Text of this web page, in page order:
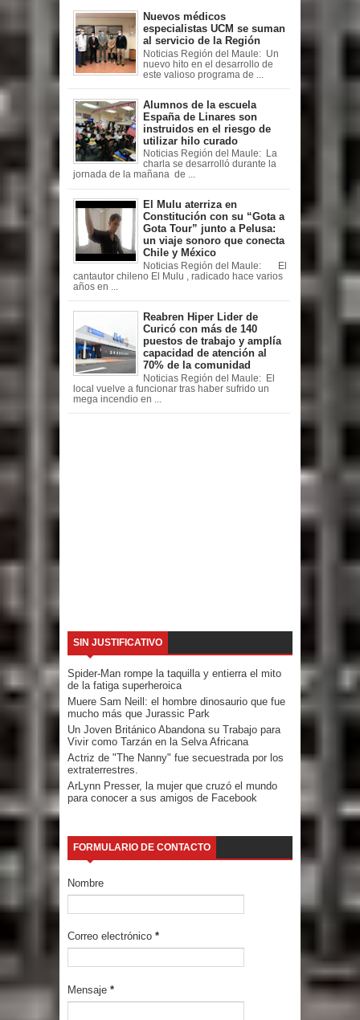
Nuevos médicos
especialistas UCM se suman
al servicio de la Región
Noticias Región del Maule: Un
nuevo hito en el desarrollo de
este valioso programa de ...
Alumnos de la escuela
España de Linares son
instruidos en el riesgo de
utilizar hilo curado
Noticias Región del Maule: La
charla se desarrolló durante la
jornada de la mañana de ...
El Mulu aterriza en
Constitución con su “Gota a
Gota Tour” junto a Pelusa:
un viaje sonoro que conecta
Chile y México
Noticias Región del Maule: El
cantautor chileno El Mulu , radicado hace varios
años en ...
Reabren Hiper Lider de
Curicó con más de 140
puestos de trabajo y amplía
capacidad de atención al
70% de la comunidad
Noticias Región del Maule: El
local vuelve a funcionar tras haber sufrido un
mega incendio en ...
SIN JUSTIFICATIVO
Spider-Man rompe la taquilla y entierra el mito
de la fatiga superheroica
Muere Sam Neill: el hombre dinosaurio que fue
mucho más que Jurassic Park
Un Joven Británico Abandona su Trabajo para
Vivir como Tarzán en la Selva Africana
Actriz de "The Nanny" fue secuestrada por los
extraterrestres.
ArLynn Presser, la mujer que cruzó el mundo
para conocer a sus amigos de Facebook
FORMULARIO DE CONTACTO
Nombre
Correo electrónico *
Mensaje *